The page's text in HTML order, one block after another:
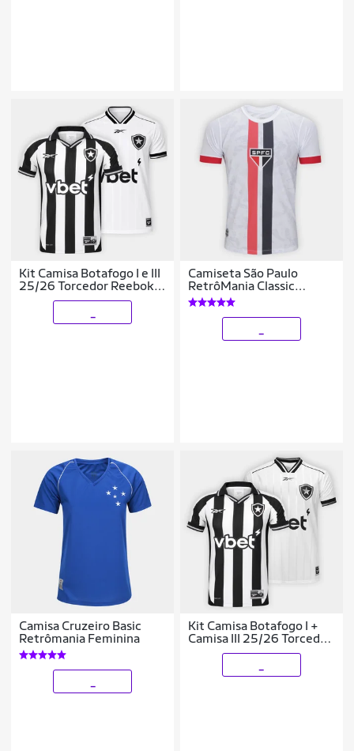
Kit Camisa Botafogo I e III
25/26 Torcedor Reebok
Masculina
Camiseta São Paulo
RetrôMania Classic
Masculina
Camisa Cruzeiro Basic
Retrômania Feminina
Kit Camisa Botafogo I +
Camisa III 25/26 Torcedor
Reebok Masculina